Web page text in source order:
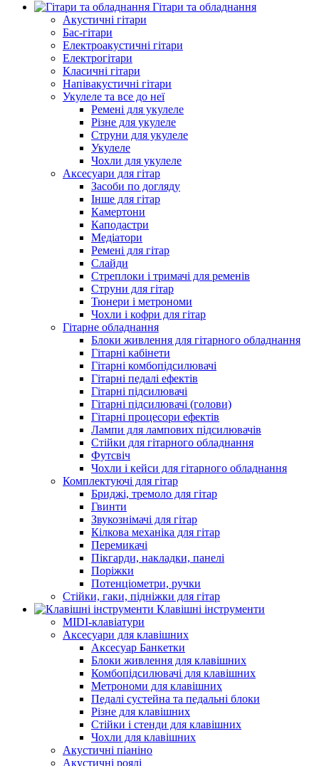
Гітари та обладнання
Акустичні гітари
Бас-гітари
Електроакустичні гітари
Електрогітари
Класичні гітари
Напівакустичні гітари
Укулеле та все до неї
Ремені для укулеле
Різне для укулеле
Струни для укулеле
Укулеле
Чохли для укулеле
Аксесуари для гітар
Засоби по догляду
Інше для гітар
Камертони
Каподастри
Медіатори
Ремені для гітар
Слайди
Стреплоки і тримачі для ременів
Струни для гітар
Тюнери і метрономи
Чохли і кофри для гітар
Гітарне обладнання
Блоки живлення для гітарного обладнання
Гітарні кабінети
Гітарні комбопідсилювачі
Гітарні педалі ефектів
Гітарні підсилювачі
Гітарні підсилювачі (голови)
Гітарні процесори ефектів
Лампи для лампових підсилювачів
Стійки для гітарного обладнання
Футсвіч
Чохли і кейси для гітарного обладнання
Комплектуючі для гітар
Бриджі, тремоло для гітар
Гвинти
Звукознімачі для гітар
Кілкова механіка для гітар
Перемикачі
Пікгарди, накладки, панелі
Поріжки
Потенціометри, ручки
Стійки, гаки, підніжки для гітар
Клавішні інструменти
MIDI-клавіатури
Аксесуари для клавішних
Аксесуар Банкетки
Блоки живлення для клавішних
Комбопідсилювачі для клавішних
Метрономи для клавішних
Педалі сустейна та педальні блоки
Різне для клавішних
Стійки і стенди для клавішних
Чохли для клавішних
Акустичні піаніно
Акустичні роялі